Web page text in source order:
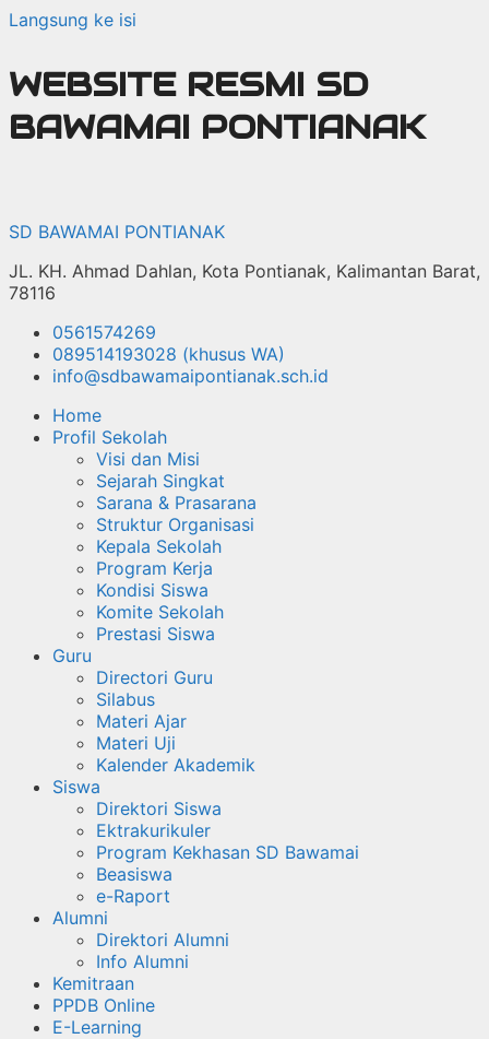
Langsung ke isi
WEBSITE RESMI SD
BAWAMAI PONTIANAK
SD BAWAMAI PONTIANAK
JL. KH. Ahmad Dahlan, Kota Pontianak, Kalimantan Barat,
78116
0561574269
089514193028 (khusus WA)
info@sdbawamaipontianak.sch.id
Home
Profil Sekolah
Visi dan Misi
Sejarah Singkat
Sarana & Prasarana
Struktur Organisasi
Kepala Sekolah
Program Kerja
Kondisi Siswa
Komite Sekolah
Prestasi Siswa
Guru
Directori Guru
Silabus
Materi Ajar
Materi Uji
Kalender Akademik
Siswa
Direktori Siswa
Ektrakurikuler
Program Kekhasan SD Bawamai
Beasiswa
e-Raport
Alumni
Direktori Alumni
Info Alumni
Kemitraan
PPDB Online
E-Learning